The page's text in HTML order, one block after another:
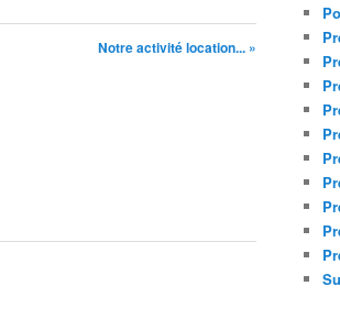
Notre activité location... »